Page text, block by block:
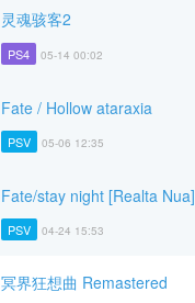
灵魂骇客2
PS4 05-14 00:02
Fate / Hollow ataraxia
PSV 05-06 12:35
Fate/stay night [Realta Nua]
PSV 04-24 15:53
冥界狂想曲 Remastered